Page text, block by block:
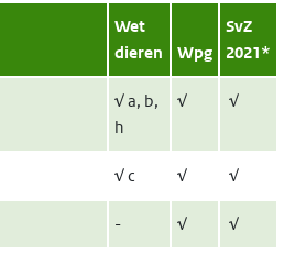
Wet
dieren
Wpg
SvZ
2021*
√a, b,
h
√ √
√c √ √
- √ √